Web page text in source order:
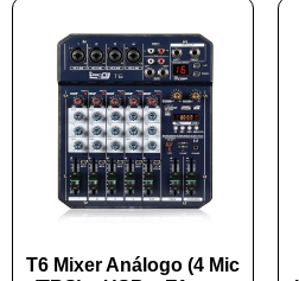
T6 Mixer Análogo (4 Mic